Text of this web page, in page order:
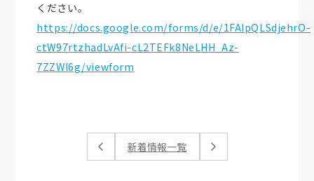
ください。
https://docs.google.com/forms/d/e/1FAIpQLSdjehrO-
ctW97rtzhadLvAfi-cL2TEFk8NeLHH_Az-
7ZZWl6g/viewform
新着情報一覧